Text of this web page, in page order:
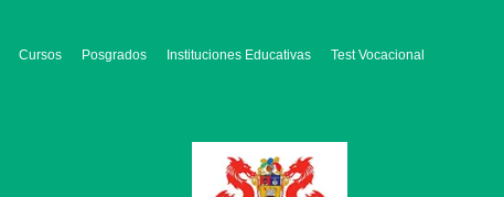
Cursos Posgrados Instituciones Educativas Test Vocacional